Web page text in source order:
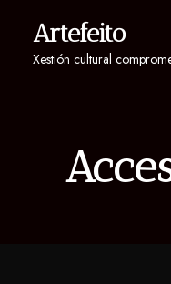
Artefeito
Xestión cultural